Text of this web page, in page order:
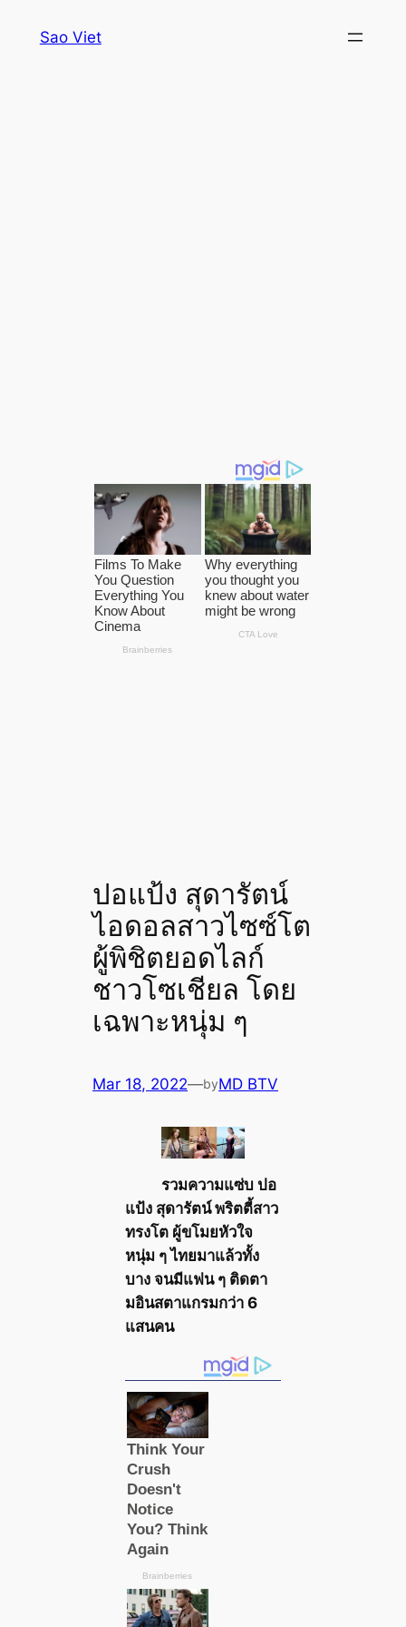
Sao Viet
ปอแป้ง สุดารัตน์
ไอดอลสาวไซซ์โต
ผู้พิชิตยอดไลก์
ชาวโซเชียล โดย
เฉพาะหนุ่ม ๆ
Mar 18, 2022—byMD BTV
รวมความแซ่บ ปอ
แป้ง สุดารัตน์ พริตตี้สาว
ทรงโต ผู้ขโมยหัวใจ
หนุ่ม ๆ ไทยมาแล้วทั้ง
บาง จนมีแฟน ๆ ติดตา
มอินสตาแกรมกว่า 6
แสนคน